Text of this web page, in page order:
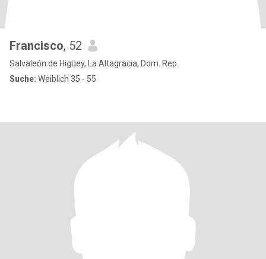
Francisco, 52
Salvaleón de Higüey, La Altagracia, Dom. Rep.
Suche: Weiblich 35 - 55